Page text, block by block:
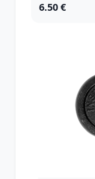
6.50 €